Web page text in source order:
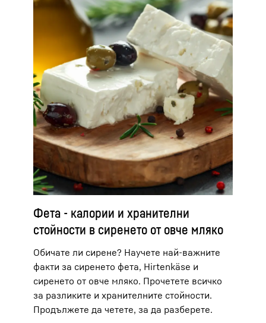
Фета - калории и хранителни
стойности в сиренето от овче мляко
Обичате ли сирене? Научете най-важните
факти за сиренето фета, Hirtenkäse и
сиренето от овче мляко. Прочетете всичко
за разликите и хранителните стойности.
Продължете да четете, за да разберете.